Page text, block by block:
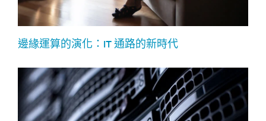
邊緣運算的演化：IT 通路的新時代